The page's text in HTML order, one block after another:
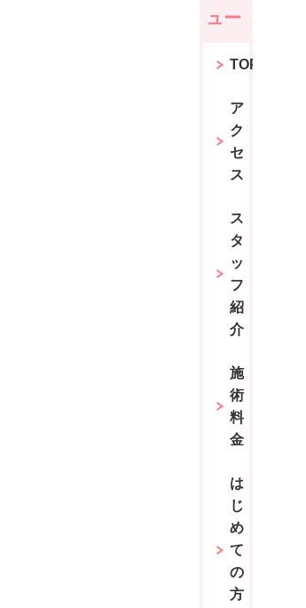
ュー
TOP
ア
ク
セ
ス
ス
タ
ッ
フ
紹
介
施
術
料
金
は
じ
め
て
の
方